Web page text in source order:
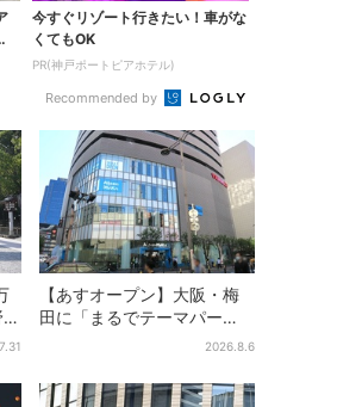
今すぐリゾート行きたい！車がな
くてもOK
PR(神戸ポートピアホテル)
Recommended by
ー
【あすオープン】大阪・梅
田に「まるでテーマパー
ク」な巨大スポーツ店、461
まとめて紹介
2026.8.6